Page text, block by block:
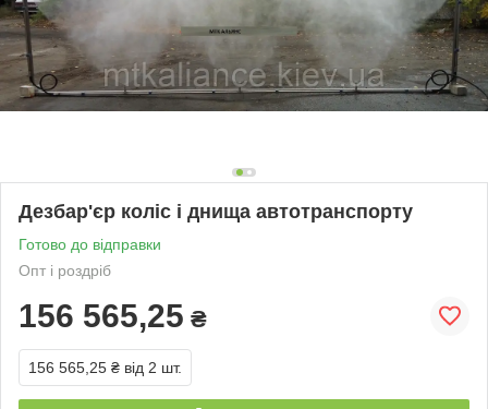
Дезбар'єр коліс і днища автотранспорту
Готово до відправки
Опт і роздріб
156 565,25 ₴
156 565,25 ₴ від 2 шт.